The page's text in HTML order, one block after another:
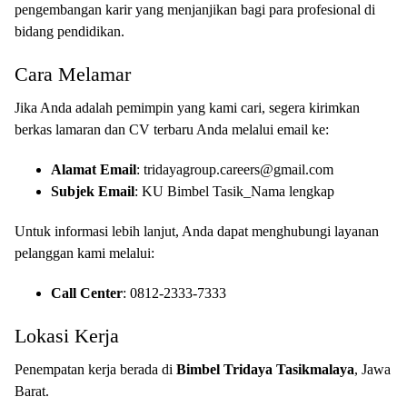
pengembangan karir yang menjanjikan bagi para profesional di
bidang pendidikan.
Cara Melamar
Jika Anda adalah pemimpin yang kami cari, segera kirimkan
berkas lamaran dan CV terbaru Anda melalui email ke:
Alamat Email: tridayagroup.careers@gmail.com
Subjek Email: KU Bimbel Tasik_Nama lengkap
Untuk informasi lebih lanjut, Anda dapat menghubungi layanan
pelanggan kami melalui:
Call Center: 0812-2333-7333
Lokasi Kerja
Penempatan kerja berada di Bimbel Tridaya Tasikmalaya, Jawa
Barat.